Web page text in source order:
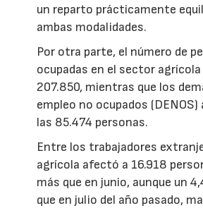
un reparto prácticamente
ambas modalidades.
Por otra parte, el número de
ocupadas en el sector
207.850, mientras que los
empleo no ocupados
las 85.474 personas.
Entre los trabajadores
agrícola afectó a 16.918
más que en junio, aunque un
que en julio del año pasado,